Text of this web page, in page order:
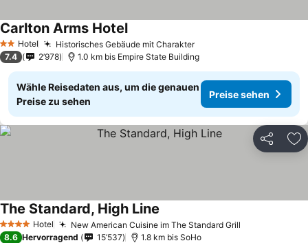
2 Sterne
Hotel Historisches Gebäude mit Charakter
Carlton Arms Hotel
7.4 2’978 1.0 km bis Empire State Building
Wähle Reisedaten aus, um die genauen
Preise zu sehen
Preise sehen
Teilen
4 Sterne Hotel New American Cuisine im The Standard Grill
The Standard, High Line
8.6 Hervorragend 15’537 1.8 km bis SoHo